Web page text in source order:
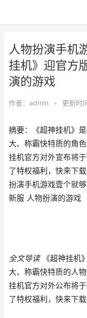
人物扮演手机
挂机》迎官方
演的游戏
作者： admin • 更新时
摘要：《超神挂机》
大、称霸快特质的角
挂机官方对外宣布将
了特权福利，快来下
扮演手机游戏壹个就
新服 人物扮演的游戏
全文导读《超神挂机
大、称霸快特质的人
挂机官方对外公布将
了特权福利，快来下